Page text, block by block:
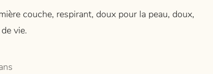
couche, respirant, doux pour la peau, doux,
vie.